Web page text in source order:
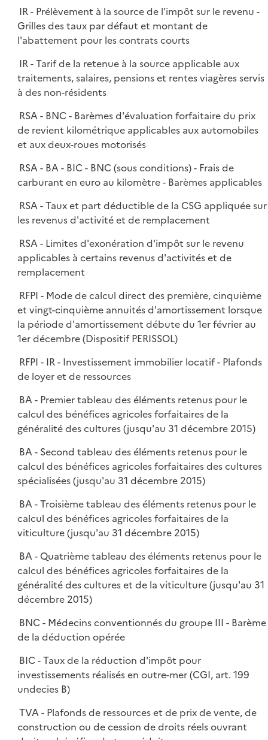
IR - Prélèvement à la source de l'impôt sur le revenu -
Grilles des taux par défaut et montant de
l'abattement pour les contrats courts
IR - Tarif de la retenue à la source applicable aux
traitements, salaires, pensions et rentes viagères servis
à des non-résidents
RSA - BNC - Barèmes d'évaluation forfaitaire du prix
de revient kilométrique applicables aux automobiles
et aux deux-roues motorisés
RSA - BA - BIC - BNC (sous conditions) - Frais de
carburant en euro au kilomètre - Barèmes applicables
RSA - Taux et part déductible de la CSG appliquée sur
les revenus d'activité et de remplacement
RSA - Limites d'exonération d'impôt sur le revenu
applicables à certains revenus d'activités et de
remplacement
RFPI - Mode de calcul direct des première, cinquième
et vingt-cinquième annuités d'amortissement lorsque
la période d'amortissement débute du 1er février au
1er décembre (Dispositif PERISSOL)
RFPI - IR - Investissement immobilier locatif - Plafonds
de loyer et de ressources
BA - Premier tableau des éléments retenus pour le
calcul des bénéfices agricoles forfaitaires de la
généralité des cultures (jusqu'au 31 décembre 2015)
BA - Second tableau des éléments retenus pour le
calcul des bénéfices agricoles forfaitaires des cultures
spécialisées (jusqu'au 31 décembre 2015)
BA - Troisième tableau des éléments retenus pour le
calcul des bénéfices agricoles forfaitaires de la
viticulture (jusqu'au 31 décembre 2015)
BA - Quatrième tableau des éléments retenus pour le
calcul des bénéfices agricoles forfaitaires de la
généralité des cultures et de la viticulture (jusqu'au 31
décembre 2015)
BNC - Médecins conventionnés du groupe III - Barème
de la déduction opérée
BIC - Taux de la réduction d'impôt pour
investissements réalisés en outre-mer (CGI, art. 199
undecies B)
TVA - Plafonds de ressources et de prix de vente, de
construction ou de cession de droits réels ouvrant